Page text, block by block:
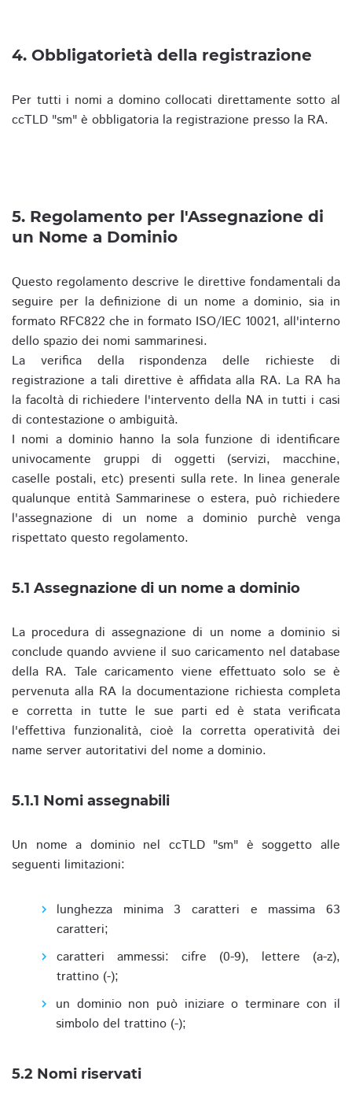
4. Obbligatorietà della registrazione
Per tutti i nomi a domino collocati direttamente sotto al
ccTLD "sm" è obbligatoria la registrazione presso la RA.
5. Regolamento per l'Assegnazione di
un Nome a Dominio
Questo regolamento descrive le direttive fondamentali da
seguire per la definizione di un nome a dominio, sia in
formato RFC822 che in formato ISO/IEC 10021, all'interno
dello spazio dei nomi sammarinesi.
La verifica della rispondenza delle richieste di
registrazione a tali direttive è affidata alla RA. La RA ha
la facoltà di richiedere l'intervento della NA in tutti i casi
di contestazione o ambiguità.
I nomi a dominio hanno la sola funzione di identificare
univocamente gruppi di oggetti (servizi, macchine,
caselle postali, etc) presenti sulla rete. In linea generale
qualunque entità Sammarinese o estera, può richiedere
l'assegnazione di un nome a dominio purchè venga
rispettato questo regolamento.
5.1 Assegnazione di un nome a dominio
La procedura di assegnazione di un nome a dominio si
conclude quando avviene il suo caricamento nel database
della RA. Tale caricamento viene effettuato solo se è
pervenuta alla RA la documentazione richiesta completa
e corretta in tutte le sue parti ed è stata verificata
l'effettiva funzionalità, cioè la corretta operatività dei
name server autoritativi del nome a dominio.
5.1.1 Nomi assegnabili
Un nome a dominio nel ccTLD "sm" è soggetto alle
seguenti limitazioni:
lunghezza minima 3 caratteri e massima 63
caratteri;
caratteri ammessi: cifre (0-9), lettere (a-z),
trattino (-);
un dominio non può iniziare o terminare con il
simbolo del trattino (-);
5.2 Nomi riservati